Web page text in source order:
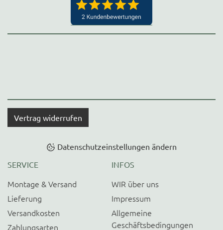
Vertrag widerrufen
Datenschutzeinstellungen ändern
SERVICE
Montage & Versand
Lieferung
Versandkosten
Zahlungsarten
INFOS
WIR über uns
Impressum
Allgemeine
Geschäftsbedingungen